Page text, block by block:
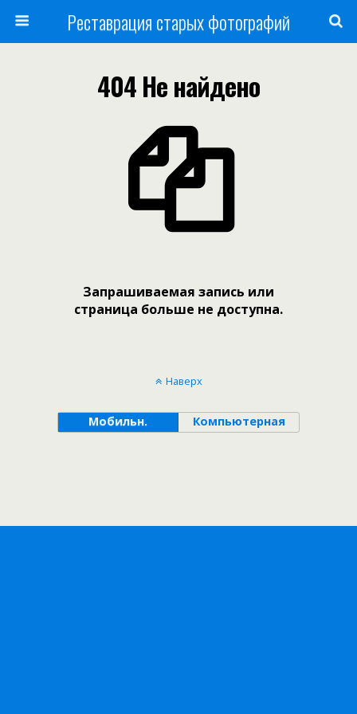
Реставрация старых фотографий
404 Не найдено
Запрашиваемая запись или
страница больше не доступна.
Наверх
Мобильн. Компьютерная